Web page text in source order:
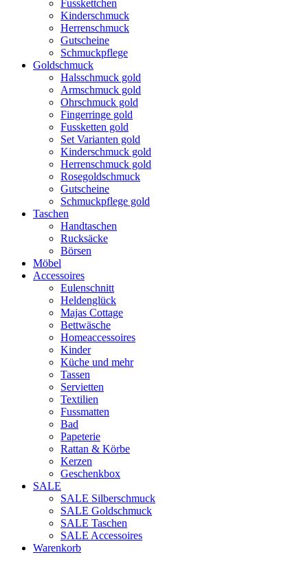
Fusskettchen
Kinderschmuck
Herrenschmuck
Gutscheine
Schmuckpflege
Goldschmuck
Halsschmuck gold
Armschmuck gold
Ohrschmuck gold
Fingerringe gold
Fussketten gold
Set Varianten gold
Kinderschmuck gold
Herrenschmuck gold
Rosegoldschmuck
Gutscheine
Schmuckpflege gold
Taschen
Handtaschen
Rucksäcke
Börsen
Möbel
Accessoires
Eulenschnitt
Heldenglück
Majas Cottage
Bettwäsche
Homeaccessoires
Kinder
Küche und mehr
Tassen
Servietten
Textilien
Fussmatten
Bad
Papeterie
Rattan & Körbe
Kerzen
Geschenkbox
SALE
SALE Silberschmuck
SALE Goldschmuck
SALE Taschen
SALE Accessoires
Warenkorb